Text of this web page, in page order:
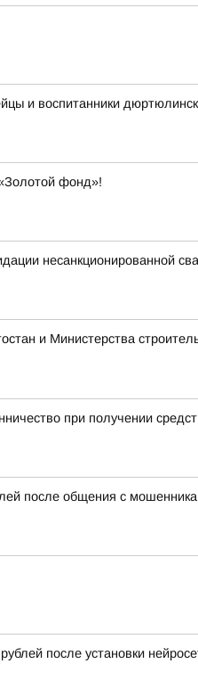
и воспитанники
фонд»!
несанкционированной
и Министерства
при получении
после общения с
после установки